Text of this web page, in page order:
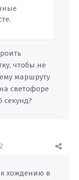
чтобы не
маршруту
светофоре
секунд?
хождению в